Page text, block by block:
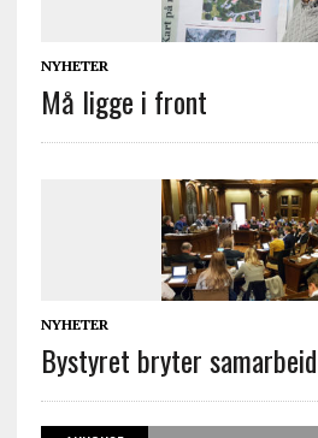
NYHETER
Må ligge i front
NYHETER
Bystyret bryter samarbeid